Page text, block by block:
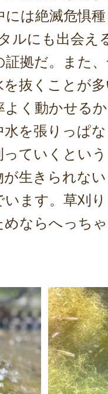
は絶滅危惧
ルにも出会え
拠だ。また
抜くことが
く動かせる
を張りっぱ
ていくとい
生きられな
ます。草刈
ならへっち